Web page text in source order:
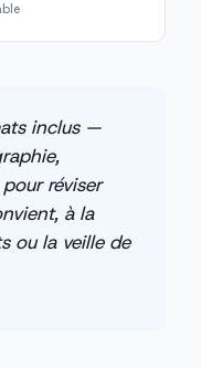
inclus —
réviser
à la
ou la veille de